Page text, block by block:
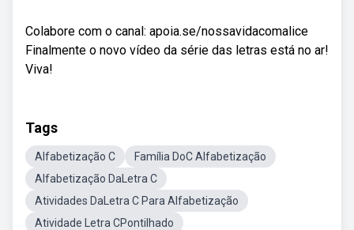
Colabore com o canal: apoia.se/nossavidacomalice
Finalmente o novo vídeo da série das letras está no ar!
Viva!
Tags
Alfabetização C
Família DoC Alfabetização
Alfabetização DaLetra C
Atividades DaLetra C Para Alfabetização
Atividade Letra CPontilhado